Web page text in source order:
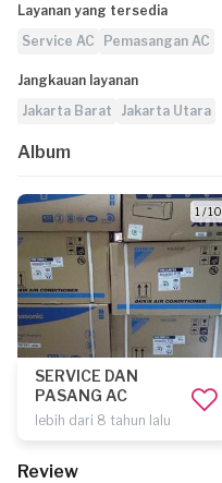
Layanan yang tersedia
Service AC
Pemasangan AC
Jangkauan layanan
Jakarta Barat
Jakarta Utara
Album
1 / 10
SERVICE DAN
PASANG AC
lebih dari 8 tahun lalu
Review